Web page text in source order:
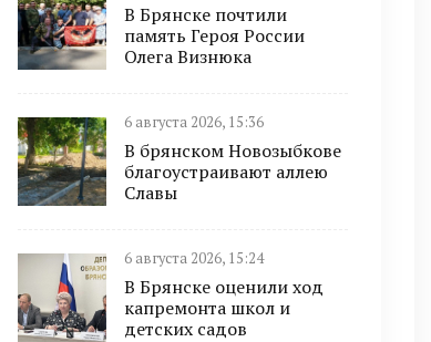
В Брянске почтили
память Героя России
Олега Визнюка
6 августа 2026, 15:36
В брянском Новозыбкове
благоустраивают аллею
Славы
6 августа 2026, 15:24
В Брянске оценили ход
капремонта школ и
детских садов